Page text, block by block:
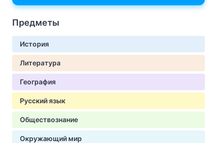
Предметы
История
Литература
География
Русский язык
Обществознание
Окружающий мир